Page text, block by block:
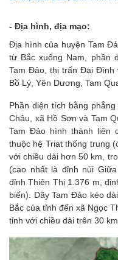
- Địa hình, địa mạo:
Địa hình của huyện Tam
từ Bắc xuống Nam, phần
Tam Đảo, thị trấn Đại Đình
Bồ Lý, Yên Dương, Tam
Phần diện tích bằng
Châu, xã Hồ Sơn và Tam
Tam Đảo hình thành liên
thuộc hệ Triat thống trung
với chiều dài hơn 50 km,
(cao nhất là đỉnh núi
đỉnh Thiên Thị 1.376 m,
biển). Dãy Tam Đảo kéo
Bắc của tỉnh đến xã Ngọc
tỉnh với chiều dài trên 30